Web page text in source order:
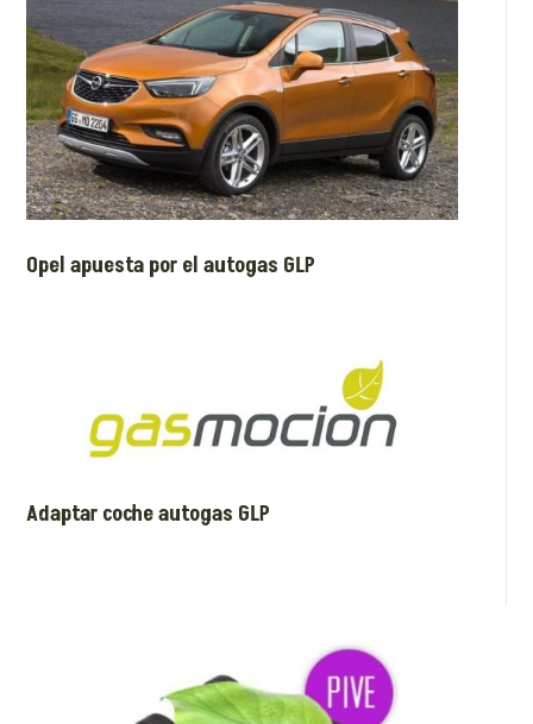
Opel apuesta por el autogas GLP
Adaptar coche autogas GLP